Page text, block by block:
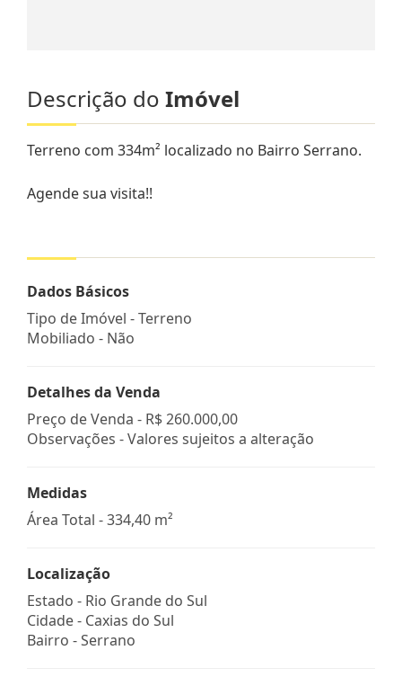
Descrição do Imóvel
Terreno com 334m² localizado no Bairro Serrano.
Agende sua visita!!
Dados Básicos
Tipo de Imóvel - Terreno
Mobiliado - Não
Detalhes da Venda
Preço de Venda - R$ 260.000,00
Observações - Valores sujeitos a alteração
Medidas
Área Total - 334,40 m²
Localização
Estado - Rio Grande do Sul
Cidade - Caxias do Sul
Bairro -Serrano